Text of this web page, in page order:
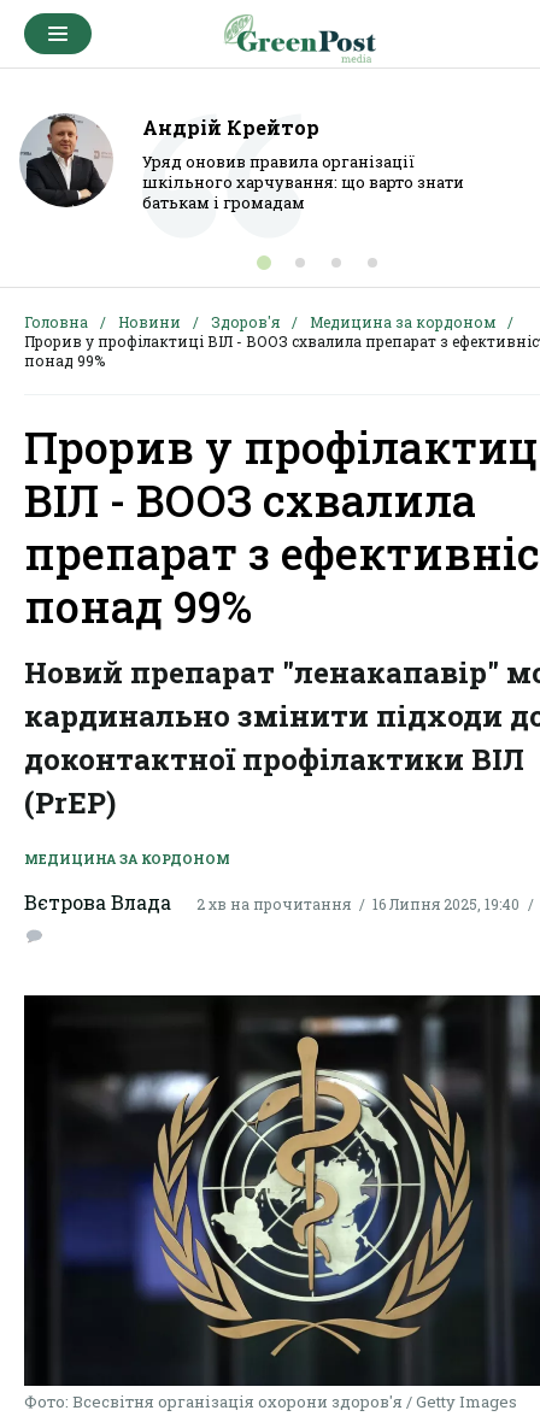
Андрій Крейтор
Уряд оновив правила організації
шкільного харчування: що варто знати
батькам і громадам
Головна Новини Здоров'я
Медицина за кордоном
Прорив у профілактиці ВІЛ - ВООЗ схвалила препарат з
понад 99%
Прорив у
ВІЛ - ВООЗ схвалила
препарат з
понад 99%
Новий препарат "ленакапавір"
кардинально змінити підходи
доконтактної профілактики ВІЛ
(PrEP)
МЕДИЦИНА ЗА КОРДОНОМ
Вєтрова Влада 2 хв на прочитання 16 Липня 2025, 19:40
Фото: Всесвітня організація охорони здоров'я / Getty Images